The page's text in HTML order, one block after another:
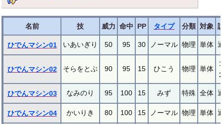
名前 技 威力 命中 PP タイプ 分類 対象
ひでんマシン01 いあいぎり 50 95 30 ノーマル 物理 単体
ひでんマシン02 そらをとぶ 90 95 15 ひこう 物理 単体
ひでんマシン03 なみのり 95 100 15 みず 特殊 全体
ひでんマシン04 かいりき 80 100 15 ノーマル 物理 単体